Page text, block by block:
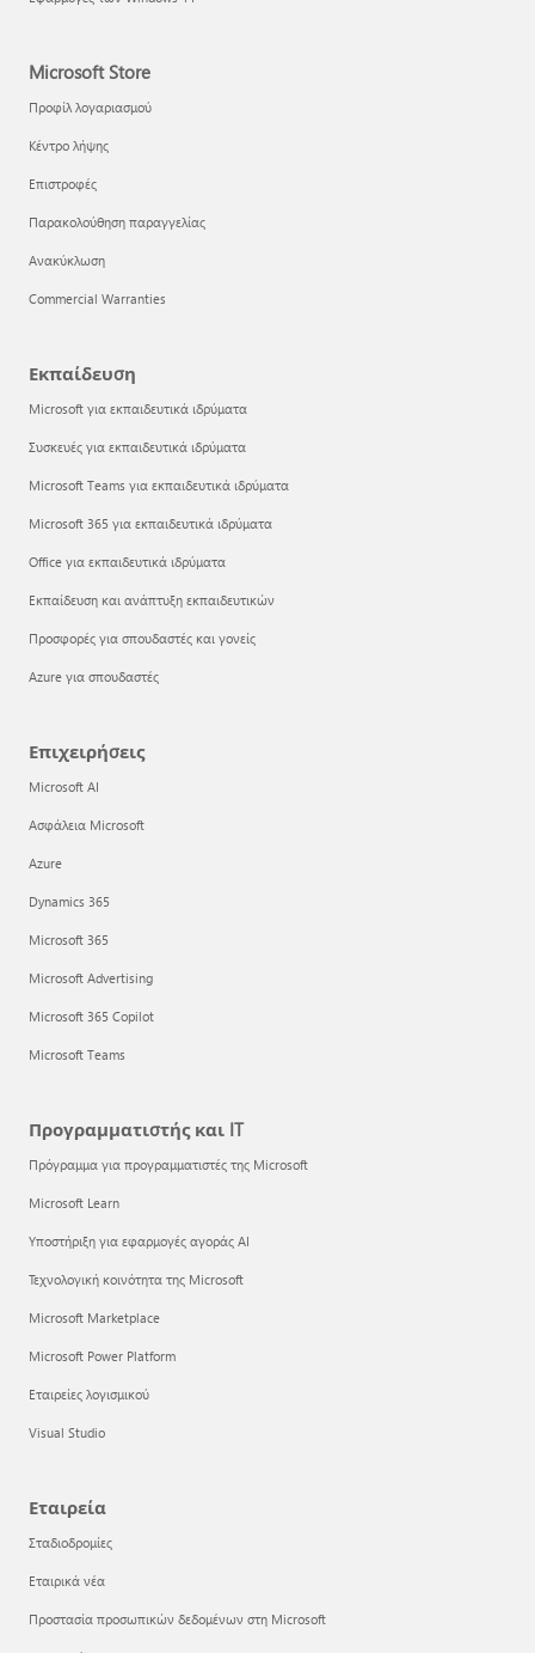
Microsoft Store
Προφίλ λογαριασμού
Κέντρο λήψης
Επιστροφές
Παρακολούθηση παραγγελίας
Ανακύκλωση
Commercial Warranties
Εκπαίδευση
Microsoft για εκπαιδευτικά ιδρύματα
Συσκευές για εκπαιδευτικά ιδρύματα
Microsoft Teams για εκπαιδευτικά ιδρύματα
Microsoft 365 για εκπαιδευτικά ιδρύματα
Office για εκπαιδευτικά ιδρύματα
Εκπαίδευση και ανάπτυξη εκπαιδευτικών
Προσφορές για σπουδαστές και γονείς
Azure για σπουδαστές
Επιχειρήσεις
Microsoft AI
Ασφάλεια Microsoft
Azure
Dynamics 365
Microsoft 365
Microsoft Advertising
Microsoft 365 Copilot
Microsoft Teams
Προγραμματιστής και IT
Πρόγραμμα για προγραμματιστές της Microsoft
Microsoft Learn
Υποστήριξη για εφαρμογές αγοράς AI
Τεχνολογική κοινότητα της Microsoft
Microsoft Marketplace
Microsoft Power Platform
Εταιρείες λογισμικού
Visual Studio
Εταιρεία
Σταδιοδρομίες
Εταιρικά νέα
Προστασία προσωπικών δεδομένων στη Microsoft